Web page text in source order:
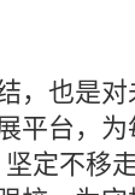
，也是
平台，
定不移